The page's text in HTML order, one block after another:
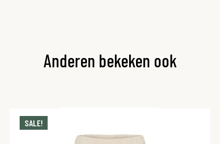
Anderen bekeken ook
SALE!